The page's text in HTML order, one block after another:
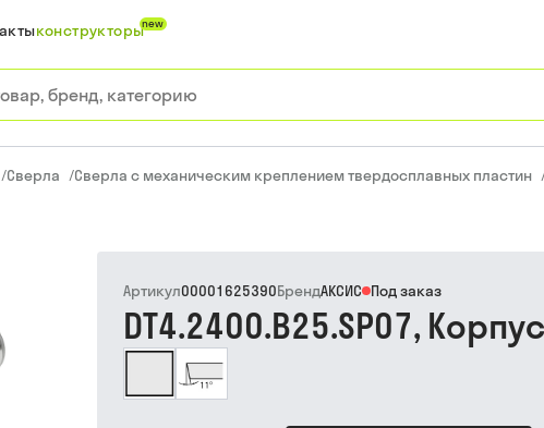
конструкторыnew
/Сверла /Сверла с механическим креплением твердосплавных пластин
Артикул00001625390БрендАКСИС Под заказ
DT4.2400.B25.SP07,